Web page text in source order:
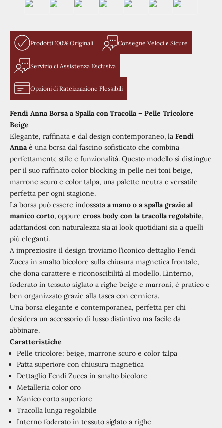
Prodotti 100% Originali Consegne Veloci e Sicure
Servizio di Assistenza Esclusiva
Opzioni di Rateizzazione Flessibili
Fendi Anna Borsa a Spalla con Tracolla – Pelle Tricolore
Beige
Elegante, raffinata e dal design contemporaneo, la Fendi
Annaè una borsa dal fascino sofisticato che combina
perfettamente stile e funzionalità. Questo modello si distingue
per il suo raffinato color blocking in pelle nei toni beige,
marrone scuro e color talpa, una palette neutra e versatile
perfetta per ogni stagione.
La borsa può essere indossata a mano o a spalla grazie al
manico corto, oppure cross body con la tracolla regolabile,
adattandosi con naturalezza sia ai look quotidiani sia a quelli
più eleganti.
A impreziosire il design troviamo l’iconico dettaglio Fendi
Zucca in smalto bicolore sulla chiusura magnetica frontale,
che dona carattere e riconoscibilità al modello. L’interno,
foderato in tessuto siglato a righe beige e marroni, è pratico e
ben organizzato grazie alla tasca con cerniera.
Una borsa elegante e contemporanea, perfetta per chi
desidera un accessorio di lusso distintivo ma facile da
abbinare.
Caratteristiche
Pelle tricolore: beige, marrone scuro e color talpa
Patta superiore con chiusura magnetica
Dettaglio Fendi Zucca in smalto bicolore
Metalleria color oro
Manico corto superiore
Tracolla lunga regolabile
Interno foderato in tessuto siglato a righe